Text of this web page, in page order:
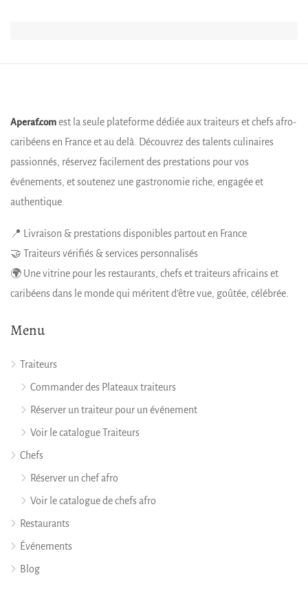
Aperaf.com est la seule plateforme dédiée aux traiteurs et chefs afro-
caribéens en France et au delà. Découvrez des talents culinaires
passionnés, réservez facilement des prestations pour vos
événements, et soutenez une gastronomie riche, engagée et
authentique.
📍 Livraison & prestations disponibles partout en France
🤝 Traiteurs vérifiés & services personnalisés
🌍 Une vitrine pour les restaurants, chefs et traiteurs africains et
caribéens dans le monde qui méritent d’être vue, goûtée, célébrée.
Menu
Traiteurs
Commander des Plateaux traiteurs
Réserver un traiteur pour un événement
Voir le catalogue Traiteurs
Chefs
Réserver un chef afro
Voir le catalogue de chefs afro
Restaurants
Événements
Blog